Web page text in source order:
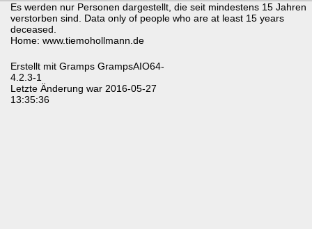
Es werden nur Personen dargestellt, die seit mindestens 15 Jahren
verstorben sind. Data only of people who are at least 15 years
deceased.
Home: www.tiemohollmann.de
Erstellt mit Gramps GrampsAIO64-
4.2.3-1
Letzte Änderung war 2016-05-27
13:35:36